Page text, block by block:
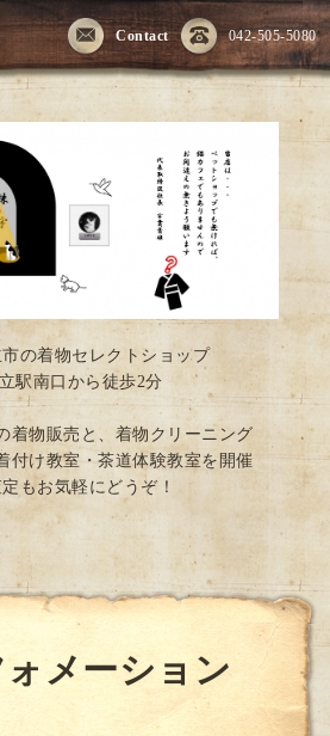
042-505-5080
Contact
の着物セレクトショップ
駅南口から徒歩2分
着物販売と、着物クリーニング
付け教室・茶道体験教室を開催
もお気軽にどうぞ！
メーション